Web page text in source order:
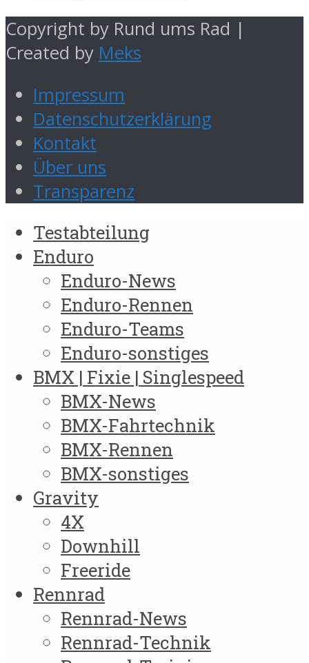
Copyright by Rund ums Rad |
Created by Meks
Impressum
Datenschutzerklärung
Kontakt
Über uns
Transparenz
Testabteilung
Enduro
Enduro-News
Enduro-Rennen
Enduro-Teams
Enduro-sonstiges
BMX | Fixie | Singlespeed
BMX-News
BMX-Fahrtechnik
BMX-Rennen
BMX-sonstiges
Gravity
4X
Downhill
Freeride
Rennrad
Rennrad-News
Rennrad-Technik